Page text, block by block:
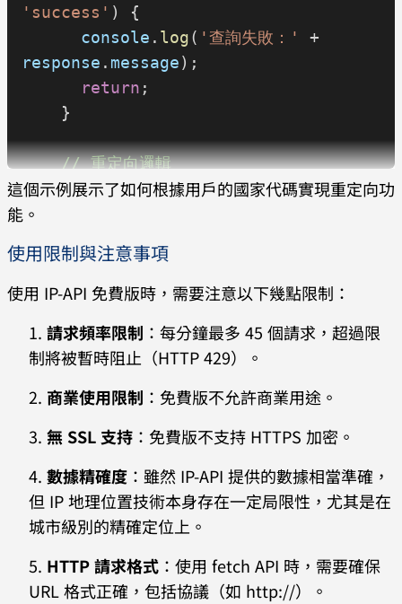
'success' ) {
      console
. log( '查詢失敗：'
response . message);
      return
;
    }
    // 重定向邏輯
    if
(response.countryCode == "US")
{
window.location
gle.com/");
    if
(response . countryCode
{
window.location.replace ("https://goo
gle.ca/"
);
    }
  })
  .
catch ( error =>
誤：', error));
這個示例展示了如何根據用戶的國家代碼實現重定向功
能。
使用限制與注意事項
使用 IP-API 免費版時，需要注意以下幾點限制：
請求頻率限制 ：每分鐘最多 45 個請求，超過限
制將被暫時阻止（HTTP 429）。
商業使用限制 ：免費版不允許商業用途。
無 SSL 支持 ：免費版不支持 HTTPS 加密。
數據精確度 ：雖然 IP-API 提供的數據相當準確，
但 IP 地理位置技術本身存在一定局限性，尤其是在
城市級別的精確定位上。
HTTP 請求格式 ：使用 fetch API 時，需要確保
URL 格式正確，包括協議（如 http://）。